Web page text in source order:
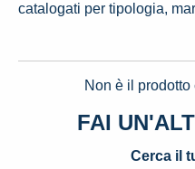
catalogati per tipologia,
Non è il
FAI
Cerca il